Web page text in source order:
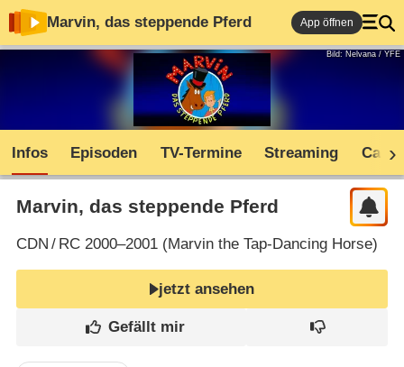
Marvin, das steppende Pferd App öffnen
Bild: Nelvana / YFE
Infos Episoden TV-Termine Streaming Cast
Marvin, das steppende Pferd
CDN / RC2000–2001 (Marvin the Tap-Dancing Horse)
jetzt ansehen